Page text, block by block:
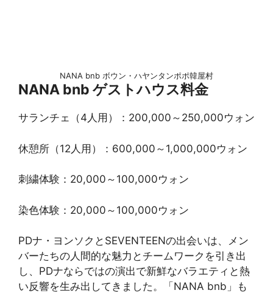
NANA bnb ボウン・ハヤンタンポポ韓屋村
NANA bnb ゲストハウス料金
サランチェ（4人用）：200,000～250,000ウォン
休憩所（12人用）：600,000～1,000,000ウォン
刺繍体験：20,000～100,000ウォン
染色体験：20,000～100,000ウォン
PDナ・ヨンソクとSEVENTEENの出会いは、メン
バーたちの人間的な魅力とチームワークを引き出
し、PDナならではの演出で新鮮なバラエティと熱
い反響を生み出してきました。「NANA bnb」も